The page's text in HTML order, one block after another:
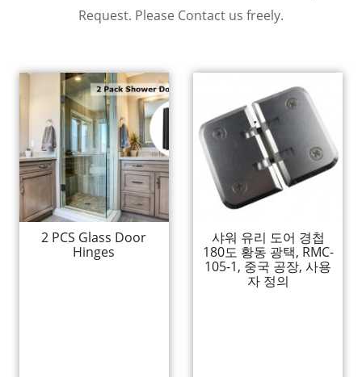
Request. Please Contact us freely.
2 PCS Glass Door
Hinges
샤워 유리 도어 경첩
180도 황동 광택, RMC-
105-1, 중국 공장, 사용
자 정의